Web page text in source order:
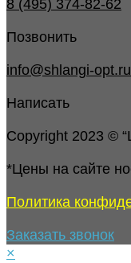
8 (495) 374-82-62
Позвонить
info@shlangi-opt.ru
Написать
Copyright 2023 ©
*Цены на сайте
Политика
Заказать звонок
×